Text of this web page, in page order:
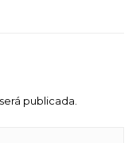
publicada.